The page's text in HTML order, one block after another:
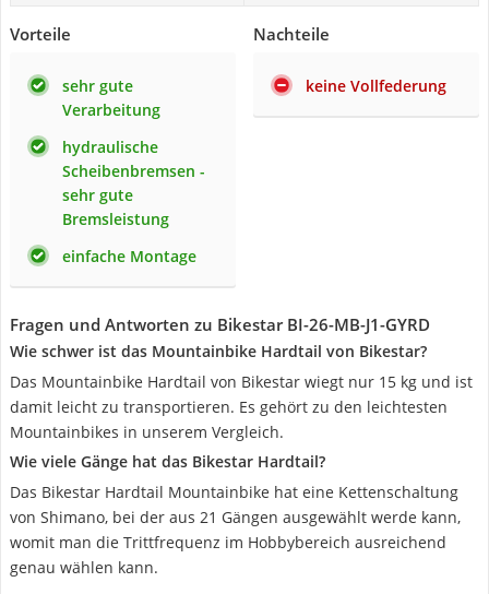
Vorteile
sehr gute
Verarbeitung
hydraulische
Scheibenbremsen -
sehr gute
Bremsleistung
einfache Montage
Nachteile
keine Vollfederung
Fragen und Antworten zu Bikestar BI-26-MB-J1-GYRD
Wie schwer ist das Mountainbike Hardtail von Bikestar?
Das Mountainbike Hardtail von Bikestar wiegt nur 15 kg und ist
damit leicht zu transportieren. Es gehört zu den leichtesten
Mountainbikes in unserem Vergleich.
Wie viele Gänge hat das Bikestar Hardtail?
Das Bikestar Hardtail Mountainbike hat eine Kettenschaltung
von Shimano, bei der aus 21 Gängen ausgewählt werde kann,
womit man die Trittfrequenz im Hobbybereich ausreichend
genau wählen kann.